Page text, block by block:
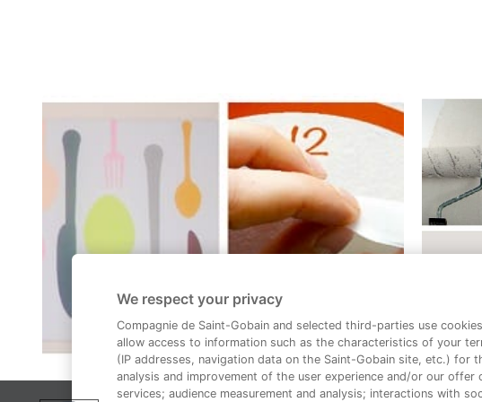
We respect your privacy
Compagnie de Saint-Gobain and selected third-parties use
allow access to information such as the characteristics of your
(IP addresses, navigation data on the Saint-Gobain site, etc.) for
analysis and improvement of the user experience and/or our
services; audience measurement and analysis; interactions with